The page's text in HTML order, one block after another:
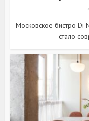
Московское бистро Di
стало